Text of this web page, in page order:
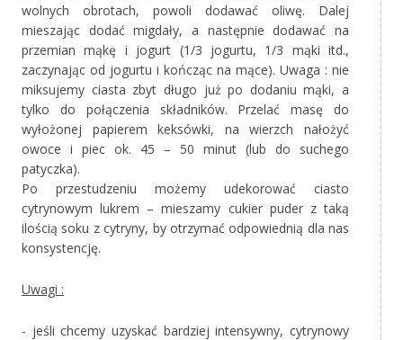
wolnych obrotach, powoli dodawać oliwę. Dalej
mieszając dodać migdały, a następnie dodawać na
przemian mąkę i jogurt (1/3 jogurtu, 1/3 mąki itd.,
zaczynając od jogurtu i kończąc na mące). Uwaga : nie
miksujemy ciasta zbyt długo już po dodaniu mąki, a
tylko do połączenia składników. Przelać masę do
wyłożonej papierem keksówki, na wierzch nałożyć
owoce i piec ok. 45 – 50 minut (lub do suchego
patyczka).
Po przestudzeniu możemy udekorować ciasto
cytrynowym lukrem – mieszamy cukier puder z taką
ilością soku z cytryny, by otrzymać odpowiednią dla nas
konsystencję.
Uwagi :
- jeśli chcemy uzyskać bardziej intensywny, cytrynowy